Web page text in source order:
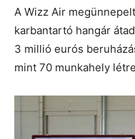
A Wizz Air
karbantartó hangár
3 millió eurós
mint 70 munkahely